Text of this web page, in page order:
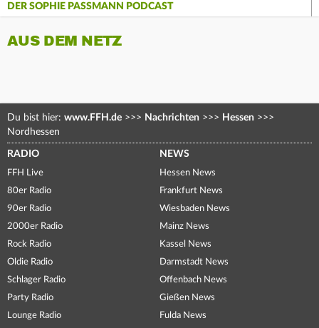
DER SOPHIE PASSMANN PODCAST
AUS DEM NETZ
Du bist hier: www.FFH.de >>> Nachrichten >>> Hessen >>>
Nordhessen
RADIO
FFH Live
80er Radio
90er Radio
2000er Radio
Rock Radio
Oldie Radio
Schlager Radio
Party Radio
Lounge Radio
NEWS
Hessen News
Frankfurt News
Wiesbaden News
Mainz News
Kassel News
Darmstadt News
Offenbach News
Gießen News
Fulda News